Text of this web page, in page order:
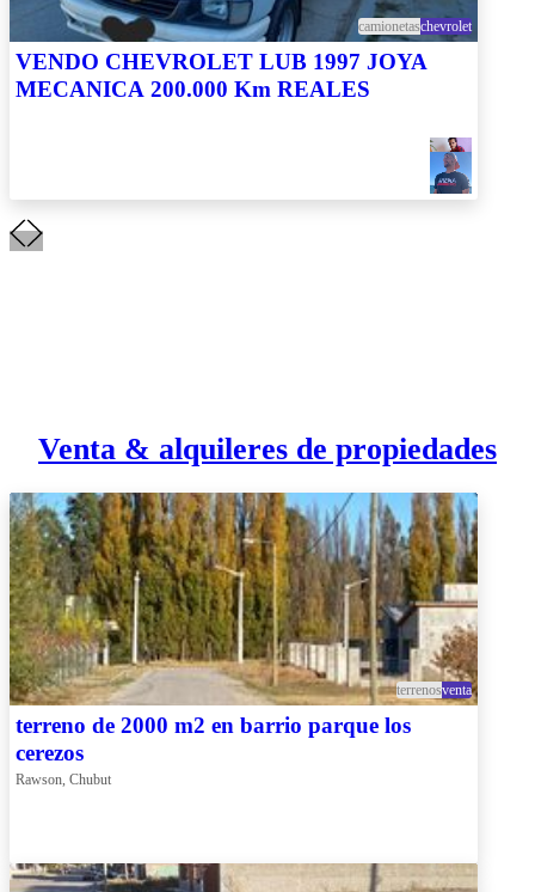
camionetaschevrolet
VENDO CHEVROLET LUB 1997 JOYA
MECANICA 200.000 Km REALES
Venta & alquileres de propiedades
terrenosventa
terreno de 2000 m2 en barrio parque los
cerezos
Rawson, Chubut